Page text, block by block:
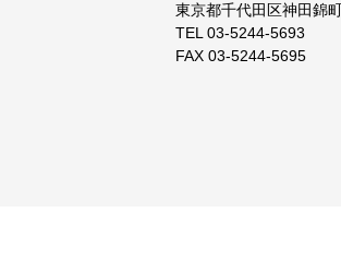
東京都千代田区神田錦
TEL 03-5244-5693
FAX 03-5244-5695